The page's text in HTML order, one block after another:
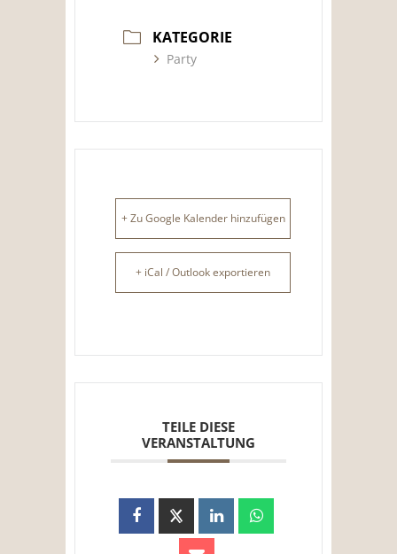
KATEGORIE
Party
+ Zu Google Kalender hinzufügen
+ iCal / Outlook exportieren
TEILE DIESE
VERANSTALTUNG